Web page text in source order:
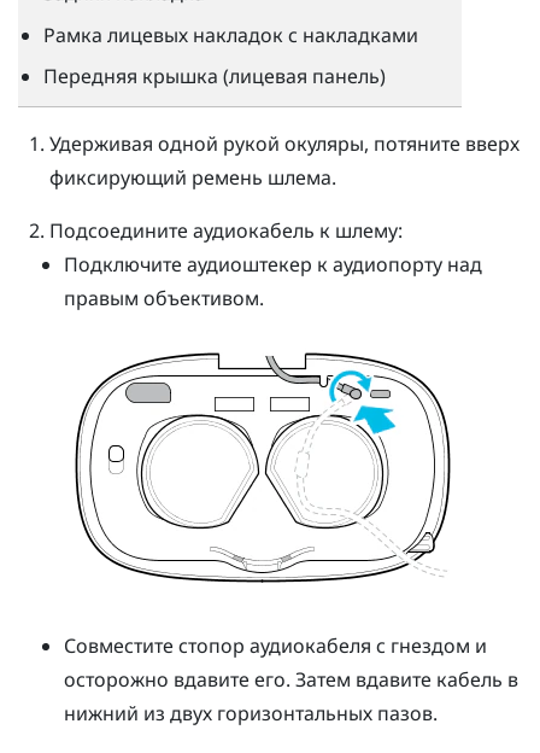
Рамка лицевых накладок с накладками
Передняя крышка (лицевая панель)
Удерживая одной рукой окуляры, потяните вверх
фиксирующий ремень шлема.
Подсоедините аудиокабель к шлему:
Подключите аудиоштекер к аудиопорту над
правым объективом.
Совместите стопор аудиокабеля с гнездом и
осторожно вдавите его. Затем вдавите кабель в
нижний из двух горизонтальных пазов.